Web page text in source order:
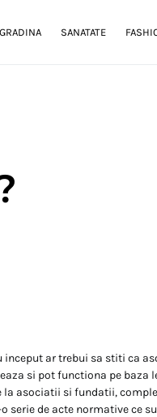
SANATATE
inceput ar trebui sa stiti ca
si pot functiona pe baza
la asociatii si fundatii,
serie de acte normative ce